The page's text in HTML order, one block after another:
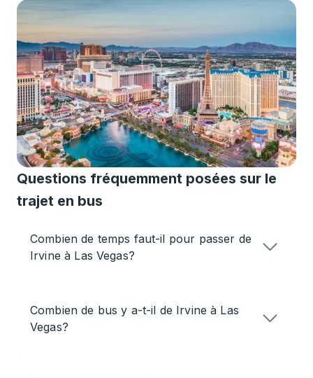
Questions fréquemment posées sur le
trajet en bus
Combien de temps faut-il pour passer de
Irvine à Las Vegas?
Combien de bus y a-t-il de Irvine à Las
Vegas?